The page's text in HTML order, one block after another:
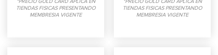
TIENDAS FISICAS PRESENTANDO
MEMBRESIA VIGENTE
TIENDAS FISICAS PRESENTANDO
MEMBRESIA VIGENTE